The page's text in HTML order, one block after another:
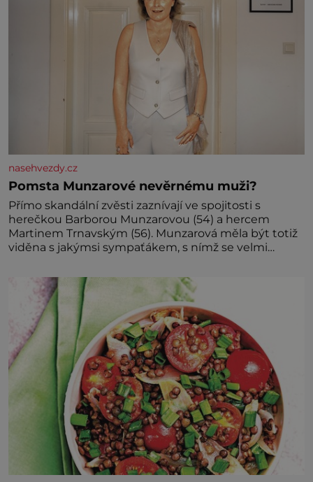
nasehvezdy.cz
Pomsta Munzarové nevěrnému muži?
Přímo skandální zvěsti zaznívají ve spojitosti s
herečkou Barborou Munzarovou (54) a hercem
Martinem Trnavským (56). Munzarová měla být totiž
viděna s jakýmsi sympaťákem, s nímž se velmi